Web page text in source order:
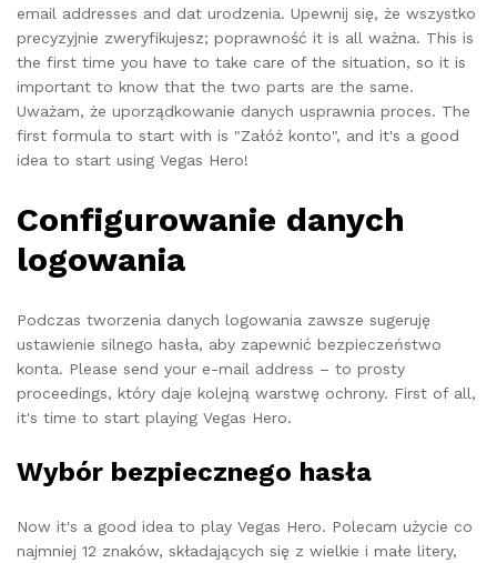
email addresses and dat urodzenia. Upewnij się, że wszystko
precyzyjnie zweryfikujesz; poprawność it is all ważna. This is
the first time you have to take care of the situation, so it is
important to know that the two parts are the same.
Uważam, że uporządkowanie danych usprawnia proces. The
first formula to start with is "Załóż konto", and it's a good
idea to start using Vegas Hero!
Configurowanie danych
logowania
Podczas tworzenia danych logowania zawsze sugeruję
ustawienie silnego hasła, aby zapewnić bezpieczeństwo
konta. Please send your e-mail address – to prosty
proceedings, który daje kolejną warstwę ochrony. First of all,
it's time to start playing Vegas Hero.
Wybór bezpiecznego hasła
Now it's a good idea to play Vegas Hero. Polecam użycie co
najmniej 12 znaków, składających się z wielkie i małe litery,